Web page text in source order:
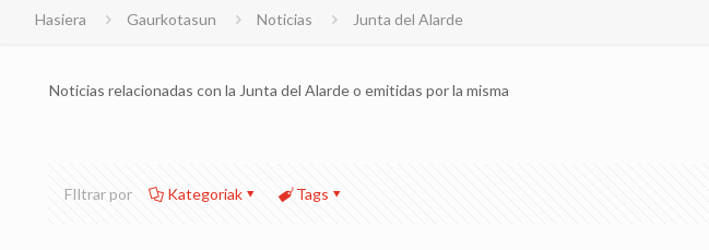
Hasiera Gaurkotasun Noticias Junta del Alarde
Noticias relacionadas con la Junta del Alarde o emitidas por la misma
FIltrar por Kategoriak Tags